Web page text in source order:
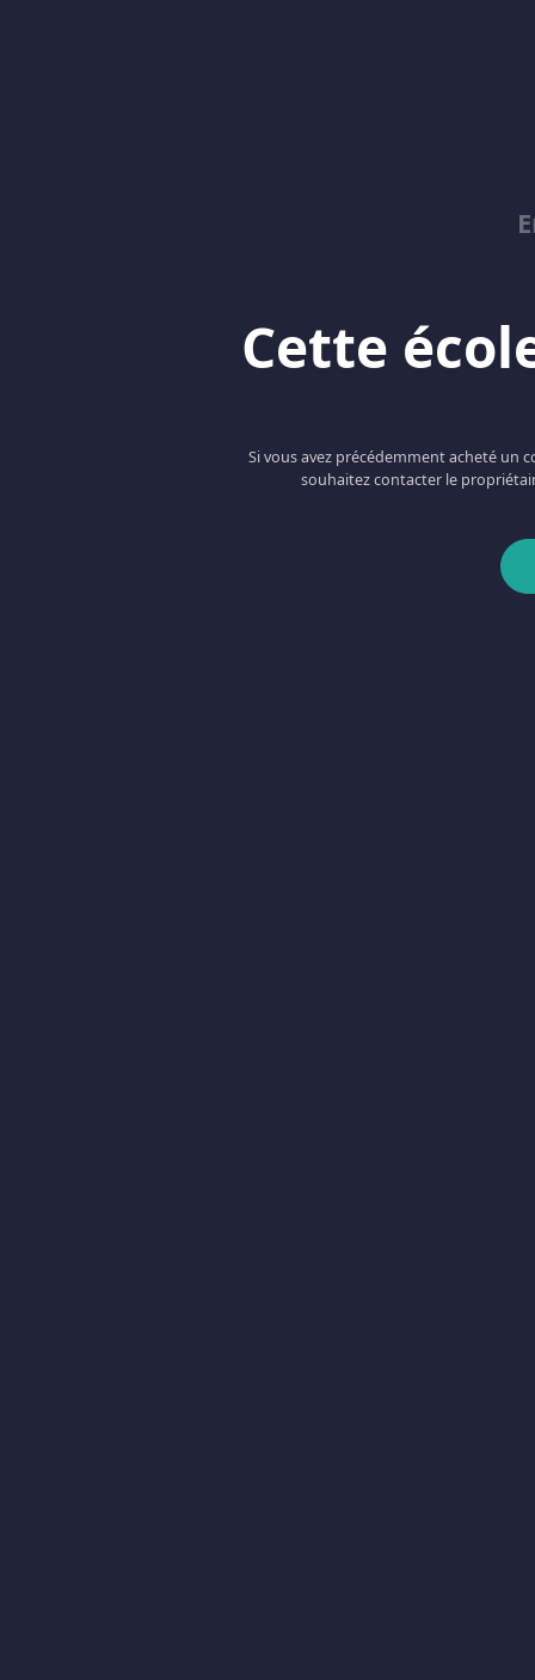
Cette
Si vous avez précédemment acheté un
souhaitez contacter le